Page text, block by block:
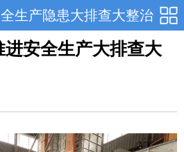
生产隐患大排查大整治
安全生产大排查大